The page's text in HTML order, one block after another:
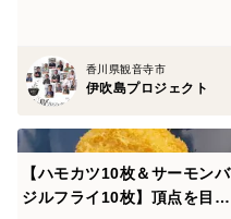
香川県観音寺市
伊吹島プロジェクト
【ハモカツ10枚＆サーモンバ
ジルフライ10枚】頂点を目指